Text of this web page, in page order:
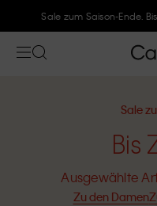
Folge Calvin
Sale
Bis
Ausgewählte
Zu den Damen